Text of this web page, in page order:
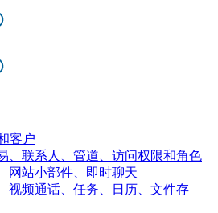
客户
、联系人、管道、访问权限和角色
网站小部件、即时聊天
视频通话、任务、日历、文件存